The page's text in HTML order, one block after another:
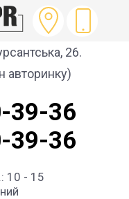
26.
авторинку)
39-36
39-36
10 - 15